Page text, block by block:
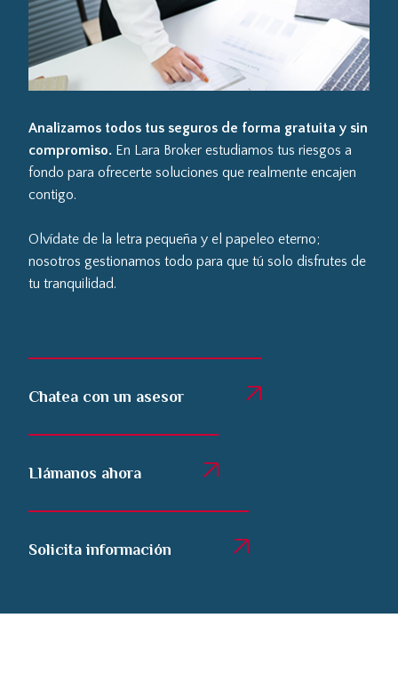
Analizamos todos tus seguros de forma gratuita y sin
compromiso.En Lara Broker estudiamos tus riesgos a
fondo para ofrecerte soluciones que realmente encajen
contigo.
Olvídate de la letra pequeña y el papeleo eterno;
nosotros gestionamos todo para que tú solo disfrutes de
tu tranquilidad.
Chatea con un asesor
Llámanos ahora
Solicita información